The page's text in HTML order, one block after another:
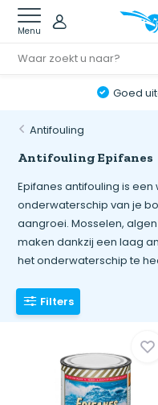
Menu
Goed
Antifouling
Antifouling Epifanes
Epifanes antifouling is
onderwaterschip van je
aangroei. Mosselen,
maken dankzij een laag
het onderwaterschip te
Filters